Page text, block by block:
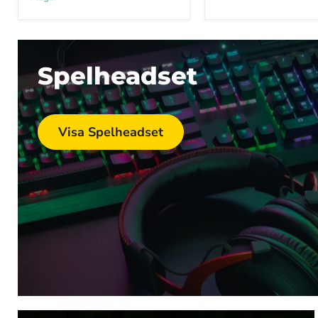
Spelheadset
Visa Spelheadset